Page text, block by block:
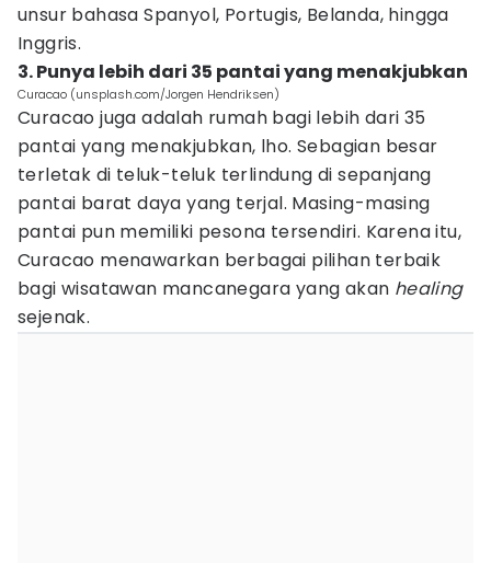
unsur bahasa Spanyol, Portugis, Belanda, hingga
Inggris.
3. Punya lebih dari 35 pantai yang menakjubkan
Curacao (unsplash.com/Jorgen Hendriksen)
Curacao juga adalah rumah bagi lebih dari 35
pantai yang menakjubkan, lho. Sebagian besar
terletak di teluk-teluk terlindung di sepanjang
pantai barat daya yang terjal. Masing-masing
pantai pun memiliki pesona tersendiri. Karena itu,
Curacao menawarkan berbagai pilihan terbaik
bagi wisatawan mancanegara yang akan healing
sejenak.